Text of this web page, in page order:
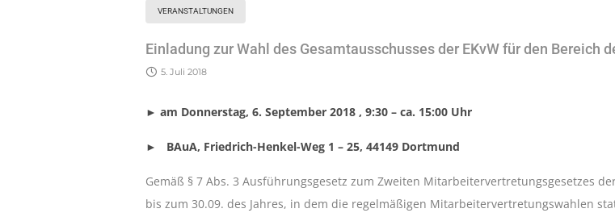
VERANSTALTUNGEN
Einladung zur Wahl des Gesamtausschusses der EKvW für den Bereich
5. Juli 2018
► am Donnerstag, 6. September 2018 , 9:30 – ca. 15:00 Uhr
► BAuA, Friedrich-Henkel-Weg 1 – 25, 44149 Dortmund
Gemäß § 7 Abs. 3 Ausführungsgesetz zum Zweiten Mitarbeitervertretungsgesetzes
bis zum 30.09. des Jahres, in dem die regelmäßigen Mitarbeitervertretungswahlen